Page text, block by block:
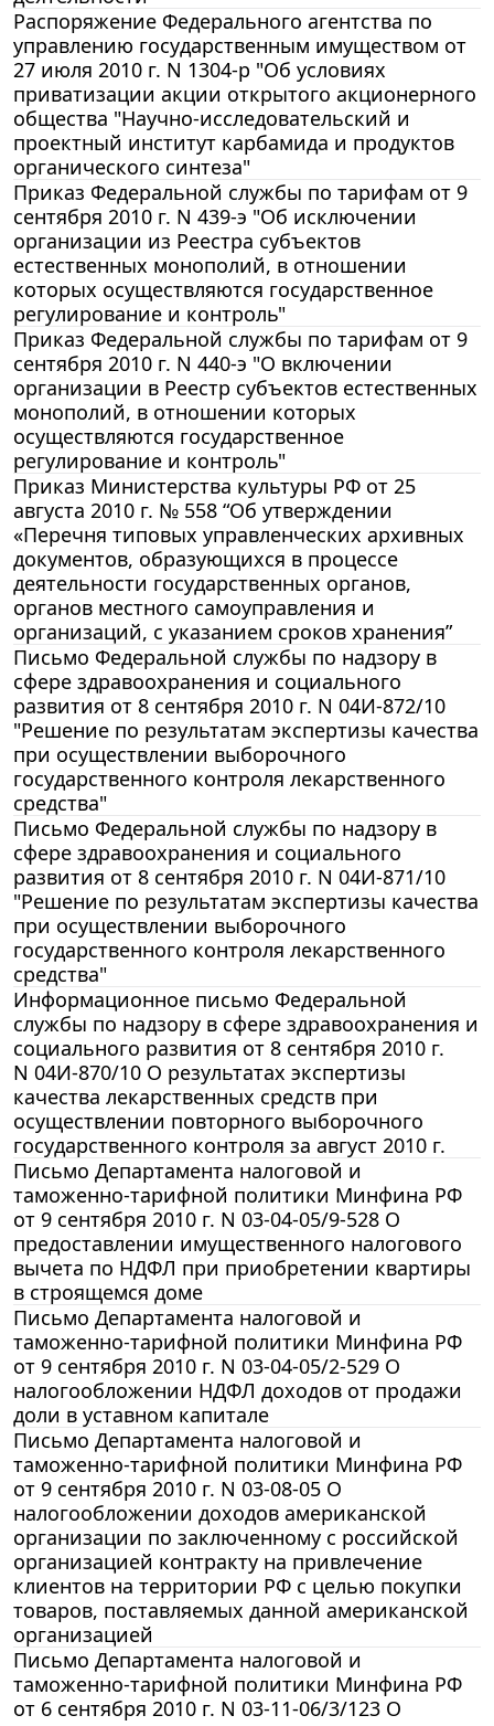
Распоряжение Федерального агентства по
управлению государственным имуществом от
27 июля 2010 г. N 1304-р "Об условиях
приватизации акции открытого акционерного
общества "Научно-исследовательский и
проектный институт карбамида и продуктов
органического синтеза"
Приказ Федеральной службы по тарифам от 9
сентября 2010 г. N 439-э "Об исключении
организации из Реестра субъектов
естественных монополий, в отношении
которых осуществляются государственное
регулирование и контроль"
Приказ Федеральной службы по тарифам от 9
сентября 2010 г. N 440-э "О включении
организации в Реестр субъектов естественных
монополий, в отношении которых
осуществляются государственное
регулирование и контроль"
Приказ Министерства культуры РФ от 25
августа 2010 г. № 558 “Об утверждении
«Перечня типовых управленческих архивных
документов, образующихся в процессе
деятельности государственных органов,
органов местного самоуправления и
организаций, с указанием сроков хранения”
Письмо Федеральной службы по надзору в
сфере здравоохранения и социального
развития от 8 сентября 2010 г. N 04И-872/10
"Решение по результатам экспертизы качества
при осуществлении выборочного
государственного контроля лекарственного
средства"
Письмо Федеральной службы по надзору в
сфере здравоохранения и социального
развития от 8 сентября 2010 г. N 04И-871/10
"Решение по результатам экспертизы качества
при осуществлении выборочного
государственного контроля лекарственного
средства"
Информационное письмо Федеральной
службы по надзору в сфере здравоохранения и
социального развития от 8 сентября 2010 г.
N 04И-870/10 О результатах экспертизы
качества лекарственных средств при
осуществлении повторного выборочного
государственного контроля за август 2010 г.
Письмо Департамента налоговой и
таможенно-тарифной политики Минфина РФ
от 9 сентября 2010 г. N 03-04-05/9-528 О
предоставлении имущественного налогового
вычета по НДФЛ при приобретении квартиры
в строящемся доме
Письмо Департамента налоговой и
таможенно-тарифной политики Минфина РФ
от 9 сентября 2010 г. N 03-04-05/2-529 О
налогообложении НДФЛ доходов от продажи
доли в уставном капитале
Письмо Департамента налоговой и
таможенно-тарифной политики Минфина РФ
от 9 сентября 2010 г. N 03-08-05 О
налогообложении доходов американской
организации по заключенному с российской
организацией контракту на привлечение
клиентов на территории РФ с целью покупки
товаров, поставляемых данной американской
организацией
Письмо Департамента налоговой и
таможенно-тарифной политики Минфина РФ
от 6 сентября 2010 г. N 03-11-06/3/123 О